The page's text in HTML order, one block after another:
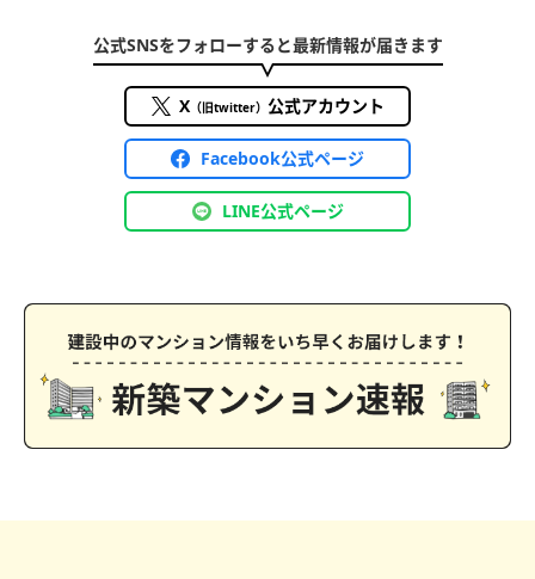
公式SNSをフォローすると最新情報が届きます
X（旧twitter） 公式アカウント
Facebook公式ページ
LINE公式ページ